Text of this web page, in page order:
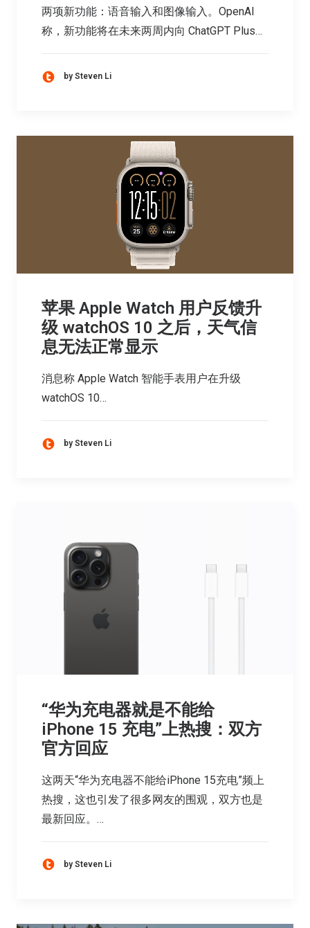
两项新功能：语音输入和图像输入。OpenAI
称，新功能将在未来两周内向 ChatGPT Plus…
by Steven Li
苹果 Apple Watch 用户反馈升
级 watchOS 10 之后，天气信
息无法正常显示
消息称 Apple Watch 智能手表用户在升级
watchOS 10…
by Steven Li
“华为充电器就是不能给
iPhone 15 充电”上热搜：双方
官方回应
这两天“华为充电器不能给iPhone 15充电”频上
热搜，这也引发了很多网友的围观，双方也是
最新回应。…
by Steven Li